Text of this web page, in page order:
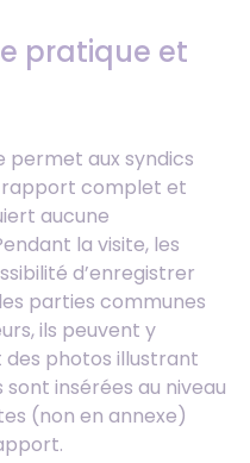
pratique et
permet aux syndics
rapport complet et
aucune
la visite, les
d’enregistrer
parties communes
ils peuvent y
des photos illustrant
insérées au niveau
(non en annexe)